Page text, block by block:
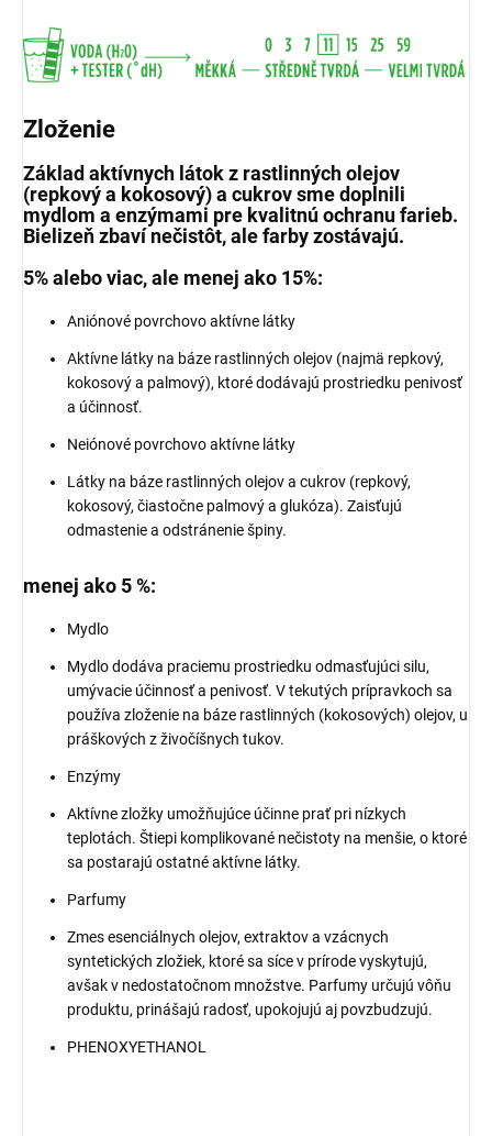
Zloženie
Základ aktívnych látok z rastlinných olejov
(repkový a kokosový) a cukrov sme doplnili
mydlom a enzýmami pre kvalitnú ochranu farieb.
Bielizeň zbaví nečistôt, ale farby zostávajú.
5% alebo viac, ale menej ako 15%:
Aniónové povrchovo aktívne látky
Aktívne látky na báze rastlinných olejov (najmä repkový,
kokosový a palmový), ktoré dodávajú prostriedku penivosť
a účinnosť.
Neiónové povrchovo aktívne látky
Látky na báze rastlinných olejov a cukrov (repkový,
kokosový, čiastočne palmový a glukóza). Zaisťujú
odmastenie a odstránenie špiny.
menej ako 5 %:
Mydlo
Mydlo dodáva praciemu prostriedku odmasťujúci silu,
umývacie účinnosť a penivosť. V tekutých prípravkoch sa
používa zloženie na báze rastlinných (kokosových) olejov, u
práškových z živočíšnych tukov.
Enzýmy
Aktívne zložky umožňujúce účinne prať pri nízkych
teplotách. Štiepi komplikované nečistoty na menšie, o ktoré
sa postarajú ostatné aktívne látky.
Parfumy
Zmes esenciálnych olejov, extraktov a vzácnych
syntetických zložiek, ktoré sa síce v prírode vyskytujú,
avšak v nedostatočnom množstve. Parfumy určujú vôňu
produktu, prinášajú radosť, upokojujú aj povzbudzujú.
PHENOXYETHANOL